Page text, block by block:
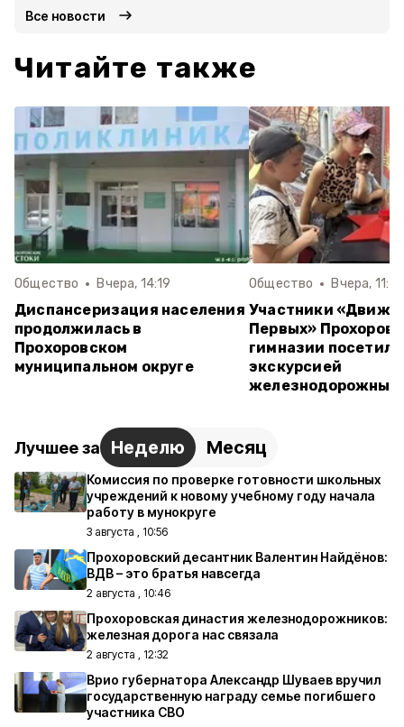
Все новости
Читайте также
Общество Вчера, 14:19
Диспансеризация населения
продолжилась в
Прохоровском
муниципальном округе
Общество Вчера,
Участники
Первых»
гимназии
экскурсией
железнодорожный
Лучшее за Неделю Месяц
Комиссия по проверке готовности школьных
учреждений к новому учебному году начала
работу в мунокруге
3 августа , 10:56
Прохоровский десантник Валентин Найдёнов:
ВДВ – это братья навсегда
2 августа , 10:46
Прохоровская династия железнодорожников:
железная дорога нас связала
2 августа , 12:32
Врио губернатора Александр Шуваев вручил
государственную награду семье погибшего
участника СВО